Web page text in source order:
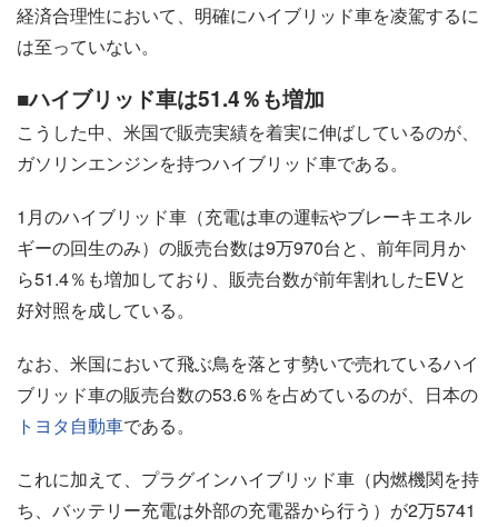
経済合理性において、明確にハイブリッド車を凌駕するに
は至っていない。
■ハイブリッド車は51.4％も増加
こうした中、米国で販売実績を着実に伸ばしているのが、
ガソリンエンジンを持つハイブリッド車である。
1月のハイブリッド車（充電は車の運転やブレーキエネル
ギーの回生のみ）の販売台数は9万970台と、前年同月か
ら51.4％も増加しており、販売台数が前年割れしたEVと
好対照を成している。
なお、米国において飛ぶ鳥を落とす勢いで売れているハイ
ブリッド車の販売台数の53.6％を占めているのが、日本の
トヨタ自動車である。
これに加えて、プラグインハイブリッド車（内燃機関を持
ち、バッテリー充電は外部の充電器から行う）が2万5741